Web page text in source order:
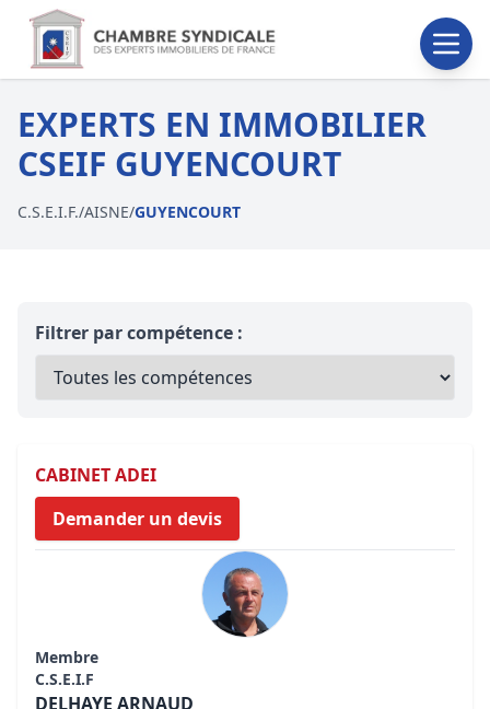
EXPERTS EN IMMOBILIER
CSEIF GUYENCOURT
C.S.E.I.F./AISNE/GUYENCOURT
Filtrer par compétence :
CABINET ADEI
Demander un devis
Membre
C.S.E.I.F
DELHAYE ARNAUD